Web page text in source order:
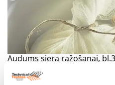
Audums siera ražošanai,
Cena līdz: 15.85€ *